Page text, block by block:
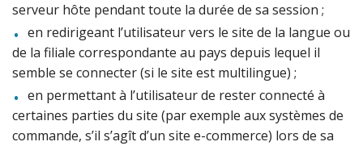
serveur hôte pendant toute la durée de sa session ;
en redirigeant l’utilisateur vers le site de la langue ou
de la filiale correspondante au pays depuis lequel il
semble se connecter (si le site est multilingue) ;
en permettant à l’utilisateur de rester connecté à
certaines parties du site (par exemple aux systèmes de
commande, s’il s’agît d’un site e-commerce) lors de sa